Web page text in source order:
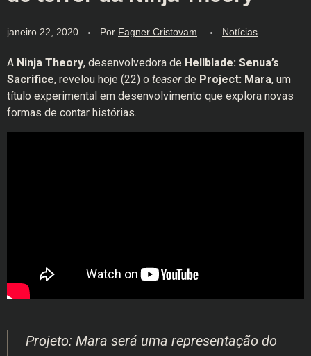
janeiro 22, 2020 Por Fagner Cristovam Notícias
A Ninja Theory, desenvolvedora de Hellblade: Senua’s
Sacrifice, revelou hoje (22) o teaserde Project: Mara, um
título experimental em desenvolvimento que explora novas
formas de contar histórias.
Projeto: Mara será uma representação do